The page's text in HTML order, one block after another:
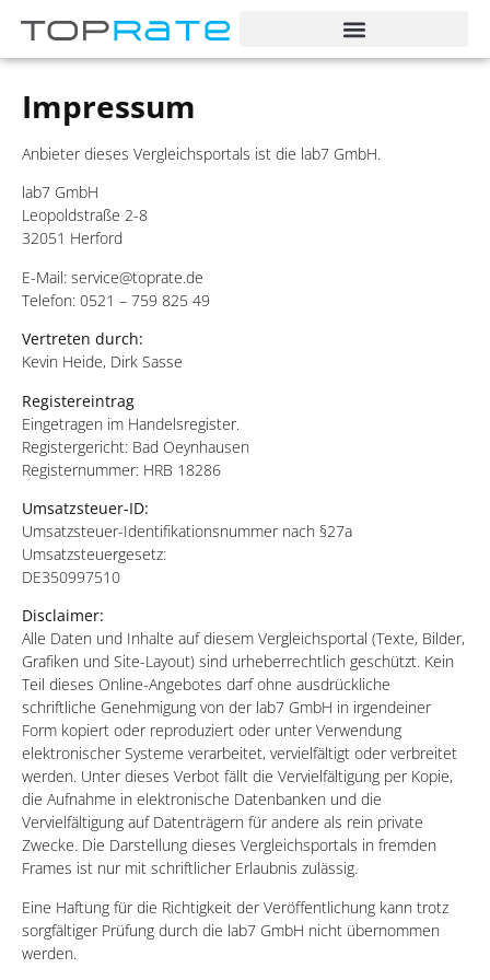
Impressum
Anbieter dieses Vergleichsportals ist die lab7 GmbH.
lab7 GmbH
Leopoldstraße 2-8
32051 Herford
E-Mail: service@toprate.de
Telefon: 0521 – 759 825 49
Vertreten durch:
Kevin Heide, Dirk Sasse
Registereintrag
Eingetragen im Handelsregister.
Registergericht: Bad Oeynhausen
Registernummer: HRB 18286
Umsatzsteuer-ID:
Umsatzsteuer-Identifikationsnummer nach §27a
Umsatzsteuergesetz:
DE350997510
Disclaimer:
Alle Daten und Inhalte auf diesem Vergleichsportal (Texte, Bilder,
Grafiken und Site-Layout) sind urheberrechtlich geschützt. Kein
Teil dieses Online-Angebotes darf ohne ausdrückliche
schriftliche Genehmigung von der lab7 GmbH in irgendeiner
Form kopiert oder reproduziert oder unter Verwendung
elektronischer Systeme verarbeitet, vervielfältigt oder verbreitet
werden. Unter dieses Verbot fällt die Vervielfältigung per Kopie,
die Aufnahme in elektronische Datenbanken und die
Vervielfältigung auf Datenträgern für andere als rein private
Zwecke. Die Darstellung dieses Vergleichsportals in fremden
Frames ist nur mit schriftlicher Erlaubnis zulässig.
Eine Haftung für die Richtigkeit der Veröffentlichung kann trotz
sorgfältiger Prüfung durch die lab7 GmbH nicht übernommen
werden.